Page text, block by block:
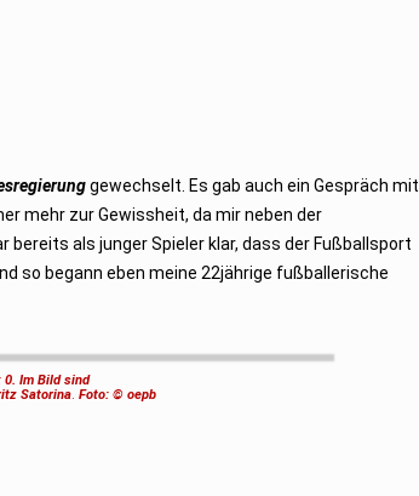
gewechselt. Es gab auch ein Gespräch mit
mehr zur Gewissheit, da mir neben der
als junger Spieler klar, dass der Fußballsport
so begann eben meine 22jährige fußballerische
0. Im Bild sind
Satorina. Foto: © oepb